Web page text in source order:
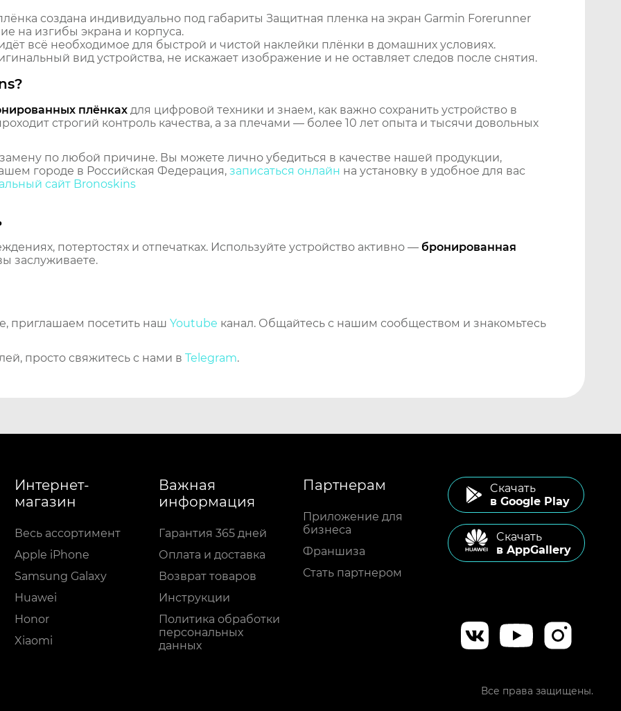
создана индивидуально под габариты Защитная пленка на экран Garmin Forerunner
на изгибы экрана и корпуса.
всё необходимое для быстрой и чистой наклейки плёнки в домашних условиях.
вид устройства, не искажает изображение и не оставляет следов после снятия.
плёнках для цифровой техники и знаем, как важно сохранить устройство в
строгий контроль качества, а за плечами — более 10 лет опыта и тысячи довольных
по любой причине. Вы можете лично убедиться в качестве нашей продукции,
городе в Российская Федерация, записаться онлайн на установку в удобное для вас
сайт Bronoskins
потертостях и отпечатках. Используйте устройство активно — бронированная
заслуживаете.
приглашаем посетить наш Youtube канал. Общайтесь с нашим сообществом и знакомьтесь
просто свяжитесь с нами в Telegram.
Интернет-
магазин
Весь ассортимент
Apple iPhone
Samsung Galaxy
Huawei
Honor
Xiaomi
Важная
информация
Гарантия 365 дней
Оплата и доставка
Возврат товаров
Инструкции
Политика обработки
персональных
данных
Партнерам
Приложение для
бизнеса
Франшиза
Стать партнером
Cкачать
в Google Play
Cкачать
в AppGallery
Все права защищены.